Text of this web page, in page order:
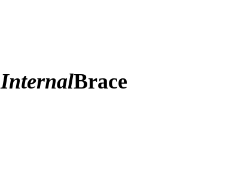
InternalBrace